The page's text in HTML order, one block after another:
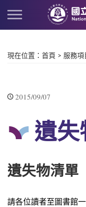
現在位置 ： 首頁 > 服務項
2015/09/07
遺失
遺失物清單
請各位讀者至圖書館